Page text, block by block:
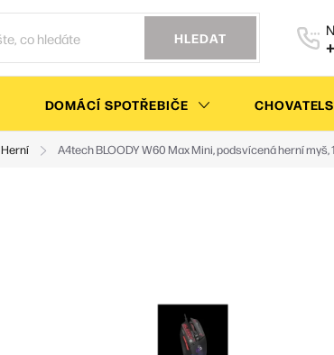
HLEDAT
DOMÁCÍ SPOTŘEBIČE
Herní A4tech BLOODY W60 Max Mini, podsvícená herní myš,